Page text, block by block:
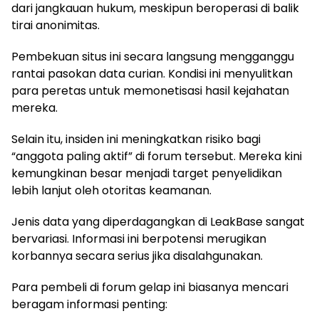
dari jangkauan hukum, meskipun beroperasi di balik
tirai anonimitas.
Pembekuan situs ini secara langsung mengganggu
rantai pasokan data curian. Kondisi ini menyulitkan
para peretas untuk memonetisasi hasil kejahatan
mereka.
Selain itu, insiden ini meningkatkan risiko bagi
“anggota paling aktif” di forum tersebut. Mereka kini
kemungkinan besar menjadi target penyelidikan
lebih lanjut oleh otoritas keamanan.
Jenis data yang diperdagangkan di LeakBase sangat
bervariasi. Informasi ini berpotensi merugikan
korbannya secara serius jika disalahgunakan.
Para pembeli di forum gelap ini biasanya mencari
beragam informasi penting: